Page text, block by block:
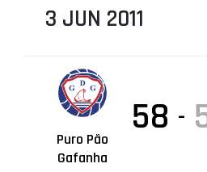
3 JUN 2011
Puro Pão
Gafanha
58 -